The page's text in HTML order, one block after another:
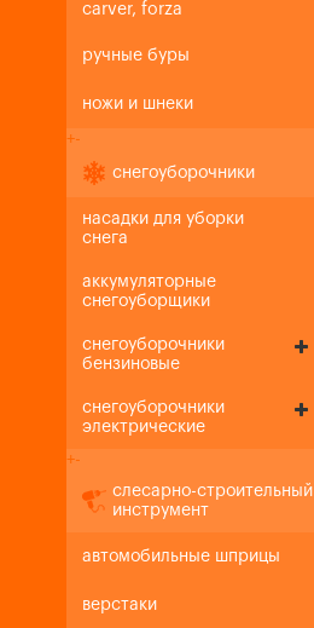
carver, forza
ручные буры
ножи и шнеки
+-
снегоуборочники
насадки для уборки
снега
аккумуляторные
снегоуборщики
снегоуборочники
бензиновые
снегоуборочники
электрические
+-
слесарно-строительный
инструмент
автомобильные шприцы
верстаки